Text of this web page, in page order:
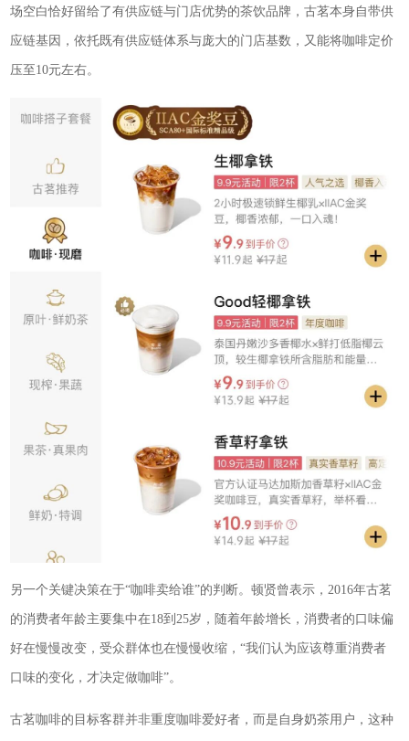
场空白恰好留给了有供应链与门店优势的茶饮品牌，古茗本身自带供
应链基因，依托既有供应链体系与庞大的门店基数，又能将咖啡定价
压至10元左右。
另一个关键决策在于“咖啡卖给谁”的判断。顿贤曾表示，2016年古茗
的消费者年龄主要集中在18到25岁，随着年龄增长，消费者的口味偏
好在慢慢改变，受众群体也在慢慢收缩，“我们认为应该尊重消费者
口味的变化，才决定做咖啡”。
古茗咖啡的目标客群并非重度咖啡爱好者，而是自身奶茶用户，这种